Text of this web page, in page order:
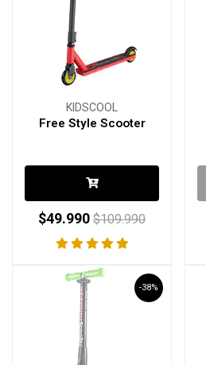
KIDSCOOL
Free Style Scooter
$49.990 $109.990
-38%